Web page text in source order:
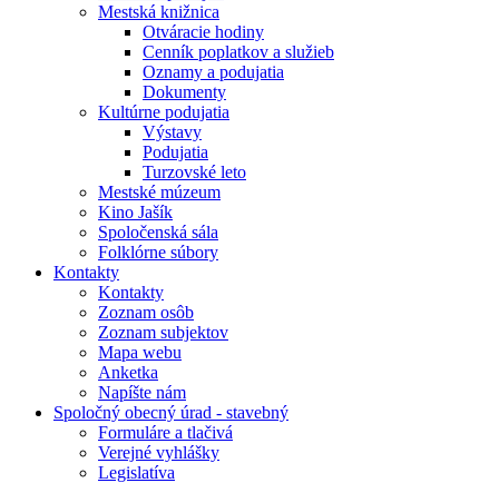
Mestská knižnica
Otváracie hodiny
Cenník poplatkov a služieb
Oznamy a podujatia
Dokumenty
Kultúrne podujatia
Výstavy
Podujatia
Turzovské leto
Mestské múzeum
Kino Jašík
Spoločenská sála
Folklórne súbory
Kontakty
Kontakty
Zoznam osôb
Zoznam subjektov
Mapa webu
Anketka
Napíšte nám
Spoločný obecný úrad - stavebný
Formuláre a tlačivá
Verejné vyhlášky
Legislatíva